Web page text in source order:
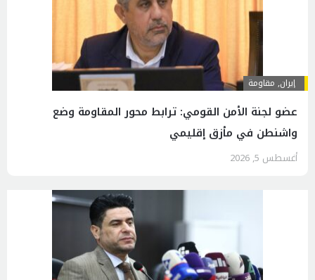
إيران, مقاومة
عضو لجنة الأمن القومي: ترابط محور المقاومة وضع
واشنطن في مأزق إقليمي
أغسطس 5, 2026